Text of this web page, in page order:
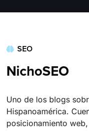
SEO
NichoSEO
Uno de los blogs
Hispanoamérica.
posicionamiento